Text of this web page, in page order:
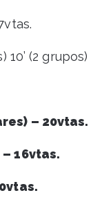
10’ (2 grupos)
– 20vtas.
16vtas.